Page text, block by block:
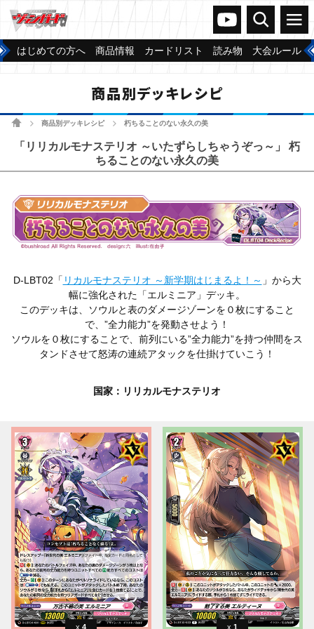
ヴァンガードch
検索 メニュー
はじめての方へ 商品情報 カードリスト 読み物 大会ルール
商品別デッキレシピ
ホーム商品別デッキレシピ 朽ちることのない永久の美
「リリカルモナステリオ ～いたずらしちゃうぞっ～」 朽
ちることのない永久の美
D-LBT02「 リカルモナステリオ ～新学期はじまるよ！～ 」から大
幅に強化された「エルミニア」デッキ。
このデッキは、ソウルと表のダメージゾーンを０枚にすること
で、”全力能力”を発動させよう！
ソウルを０枚にすることで、前列にいる”全力能力”を持つ仲間をス
タンドさせて怒涛の連続アタックを仕掛けていこう！
国家：リリカルモナステリオ
4 1